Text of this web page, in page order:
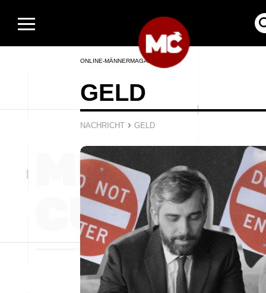
ONLINE-MÄNNERMAGAZIN
GELD
NACHRICHT › GELD